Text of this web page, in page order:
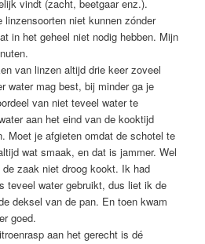
vindt (zacht, beetgaar enz.).
linzensoorten niet kunnen zónder
in het geheel niet nodig hebben. Mijn
van linzen altijd drie keer zoveel
water mag best, bij minder ga je
van niet teveel water te
aan het eind van de kooktijd
Moet je afgieten omdat de schotel te
wat smaak, en dat is jammer. Wel
zaak niet droog kookt. Ik had
teveel water gebruikt, dus liet ik de
deksel van de pan. En toen kwam
goed.
aan het gerecht is dé